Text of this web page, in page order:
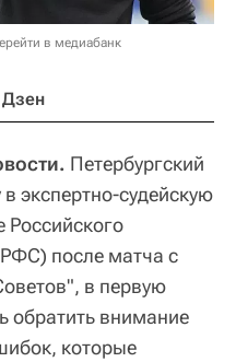
в медиабанк
Дзен
Петербургский
экспертно-судейскую
Российского
после матча с
в первую
обратить внимание
которые